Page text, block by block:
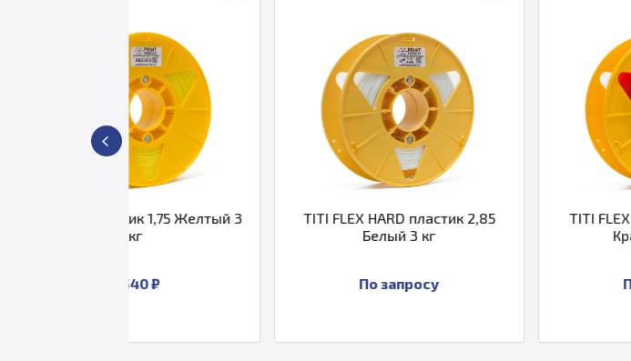
TITI FLEX HARD пластик 2,85
TITI FLEX HARD пластик 1,75